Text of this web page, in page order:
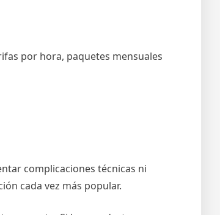
por hora, paquetes mensuales
complicaciones técnicas ni
cada vez más popular.